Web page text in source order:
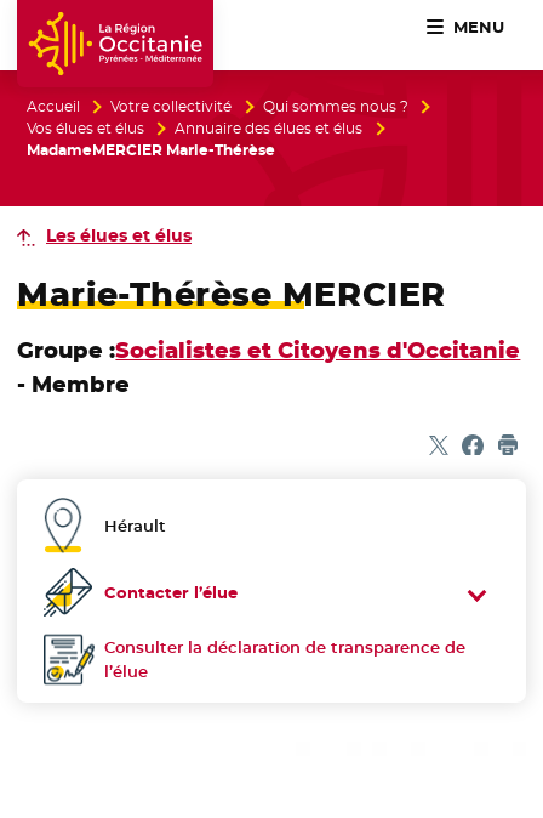
Accueil Région Occitanie / Pyrénées-Méditerranée
MENU
Accueil Votre collectivité
Qui sommes nous ?
Vos élues et élus
Annuaire des élues et élus
MadameMERCIER Marie-Thérèse
Les élues et élus
Marie-Thérèse MERCIER
Groupe :Socialistes et Citoyens d'Occitanie
- Membre
Partager
- Nouvelle
-
Département :
Hérault
Contacter l’élue
Déclaration de transparence :
Consulter la déclaration de transparence de
l’élue